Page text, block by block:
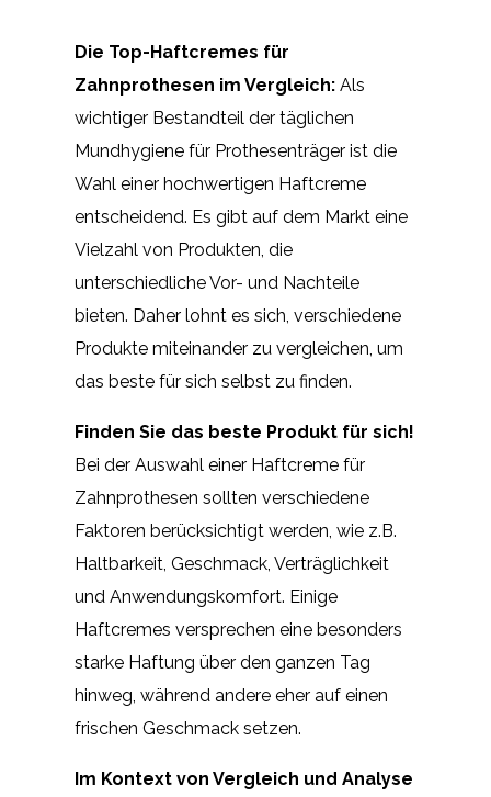
Die Top-Haftcremes für
Zahnprothesen im Vergleich: Als
wichtiger Bestandteil der täglichen
Mundhygiene für Prothesenträger ist die
Wahl einer hochwertigen Haftcreme
entscheidend. Es gibt auf dem Markt eine
Vielzahl von Produkten, die
unterschiedliche Vor- und Nachteile
bieten. Daher lohnt es sich, verschiedene
Produkte miteinander zu vergleichen, um
das beste für sich selbst zu finden.
Finden Sie das beste Produkt für sich!
Bei der Auswahl einer Haftcreme für
Zahnprothesen sollten verschiedene
Faktoren berücksichtigt werden, wie z.B.
Haltbarkeit, Geschmack, Verträglichkeit
und Anwendungskomfort. Einige
Haftcremes versprechen eine besonders
starke Haftung über den ganzen Tag
hinweg, während andere eher auf einen
frischen Geschmack setzen.
Im Kontext von Vergleich und Analyse